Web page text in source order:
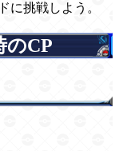
に挑戦しよう。
のCP